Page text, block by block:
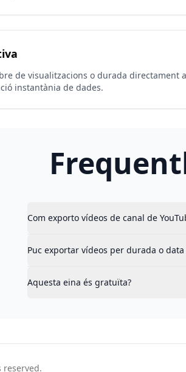
de visualitzacions o durada directament
instantània de dades.
Com exporto vídeos de canal de
Puc exportar vídeos per durada o
Aquesta eina és gratuïta?
reserved.